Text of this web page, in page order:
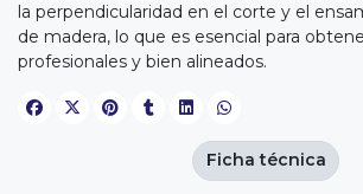
la perpendicularidad en el corte y el
de madera, lo que es esencial para
profesionales y bien alineados.
Ficha técnica